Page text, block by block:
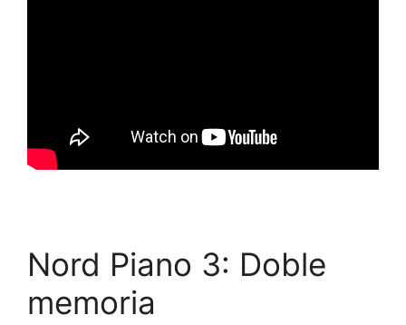
Nord Piano 3: Doble
memoria